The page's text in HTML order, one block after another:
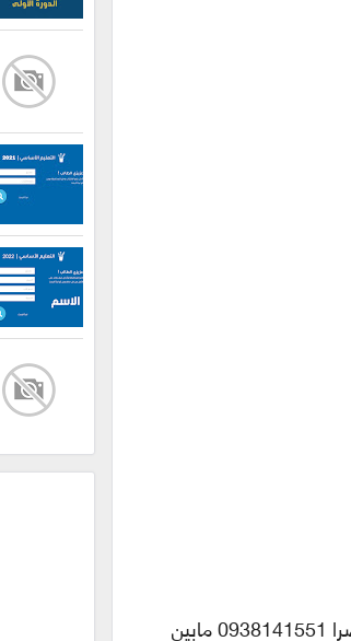
يرجى من المهتمين إرسال #السيرة_الذاتية و صور الشهادات عبر الوتس حصرا 0938141551 مابين